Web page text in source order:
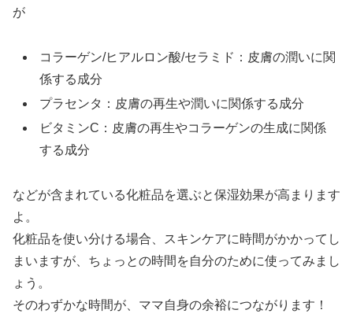
が
コラーゲン/ヒアルロン酸/セラミド：皮膚の潤いに関
係する成分
プラセンタ：皮膚の再生や潤いに関係する成分
ビタミンC：皮膚の再生やコラーゲンの生成に関係
する成分
などが含まれている化粧品を選ぶと保湿効果が高まります
よ。
化粧品を使い分ける場合、スキンケアに時間がかかってし
まいますが、ちょっとの時間を自分のために使ってみまし
ょう。
そのわずかな時間が、ママ自身の余裕につながります！